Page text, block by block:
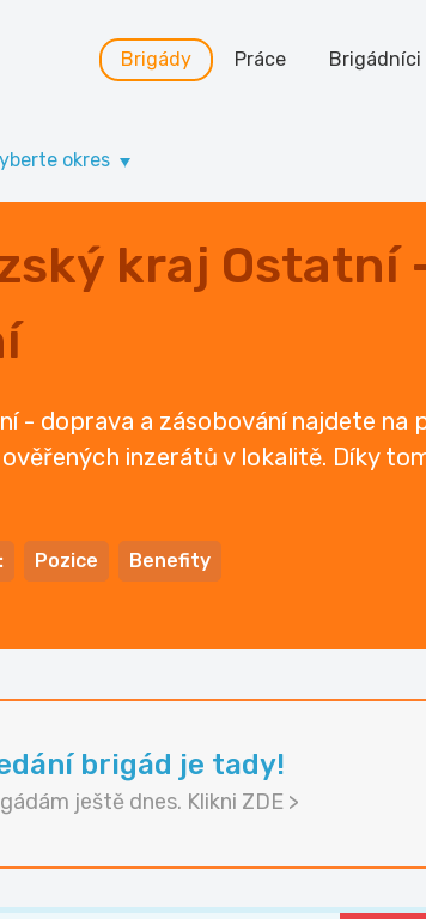
Brigády Práce Brigádníci
okres
kraj Ostatní
- doprava a zásobování najdete na
inzerátů v lokalitě. Díky
Pozice Benefity
brigád je tady!
ještě dnes. Klikni ZDE >